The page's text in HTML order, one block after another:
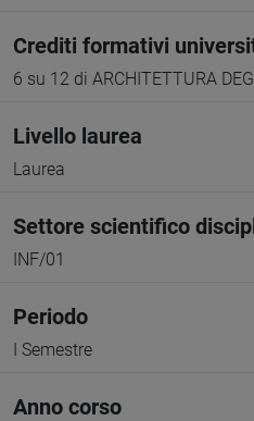
Crediti formativi
6 su 12 di ARCHITETTURA
Livello laurea
Laurea
Settore scientifico
INF/01
Periodo
I Semestre
Anno corso